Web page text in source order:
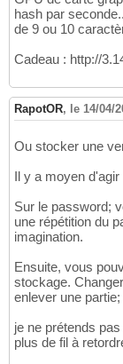
hash par
de 9 ou 10
Cadeau : http://
RapotOR, le 14/04/
Ou stocker une
Il y a moyen
Sur le password;
une répétition du
imagination.
Ensuite, vous
stockage.
enlever une partie;
je ne prétends
plus de fil à